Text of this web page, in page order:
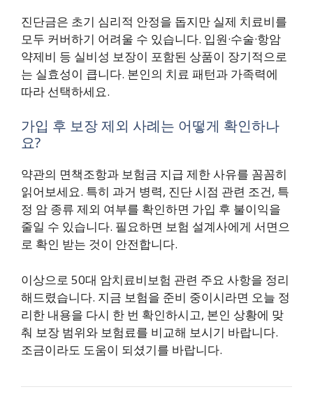
진단금은 초기 심리적 안정을 돕지만 실제 치료비를
모두 커버하기 어려울 수 있습니다. 입원·수술·항암
약제비 등 실비성 보장이 포함된 상품이 장기적으로
는 실효성이 큽니다. 본인의 치료 패턴과 가족력에
따라 선택하세요.
가입 후 보장 제외 사례는 어떻게 확인하나
요?
약관의 면책조항과 보험금 지급 제한 사유를 꼼꼼히
읽어보세요. 특히 과거 병력, 진단 시점 관련 조건, 특
정 암 종류 제외 여부를 확인하면 가입 후 불이익을
줄일 수 있습니다. 필요하면 보험 설계사에게 서면으
로 확인 받는 것이 안전합니다.
이상으로 50대 암치료비보험 관련 주요 사항을 정리
해드렸습니다. 지금 보험을 준비 중이시라면 오늘 정
리한 내용을 다시 한 번 확인하시고, 본인 상황에 맞
춰 보장 범위와 보험료를 비교해 보시기 바랍니다.
조금이라도 도움이 되셨기를 바랍니다.